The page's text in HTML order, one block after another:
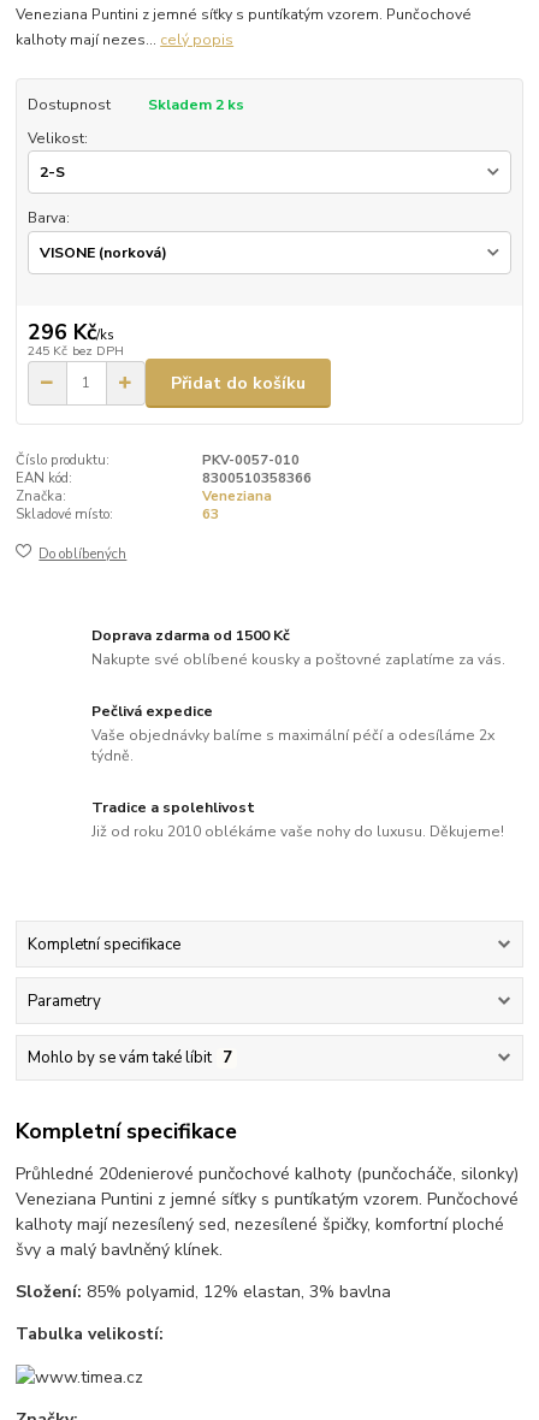
Veneziana Puntini z jemné síťky s puntíkatým vzorem. Punčochové
kalhoty mají nezes... celý popis
Dostupnost
Skladem 2 ks
Velikost:
Barva:
296 Kč/ks
245 Kč bez DPH
Přidat do košíku
Číslo produktu:
PKV-0057-010
EAN kód:
8300510358366
Značka:
Veneziana
Skladové místo:
63
Do oblíbených
Doprava zdarma od 1500 Kč
Nakupte své oblíbené kousky a poštovné zaplatíme za vás.
Pečlivá expedice
Vaše objednávky balíme s maximální péčí a odesíláme 2x
týdně.
Tradice a spolehlivost
Již od roku 2010 oblékáme vaše nohy do luxusu. Děkujeme!
Kompletní specifikace
Parametry
Mohlo by se vám také líbit 7
Kompletní specifikace
Průhledné 20denierové punčochové kalhoty (punčocháče, silonky)
Veneziana Puntini z jemné síťky s puntíkatým vzorem. Punčochové
kalhoty mají nezesílený sed, nezesílené špičky, komfortní ploché
švy a malý bavlněný klínek.
Složení: 85% polyamid, 12% elastan, 3% bavlna
Tabulka velikostí: